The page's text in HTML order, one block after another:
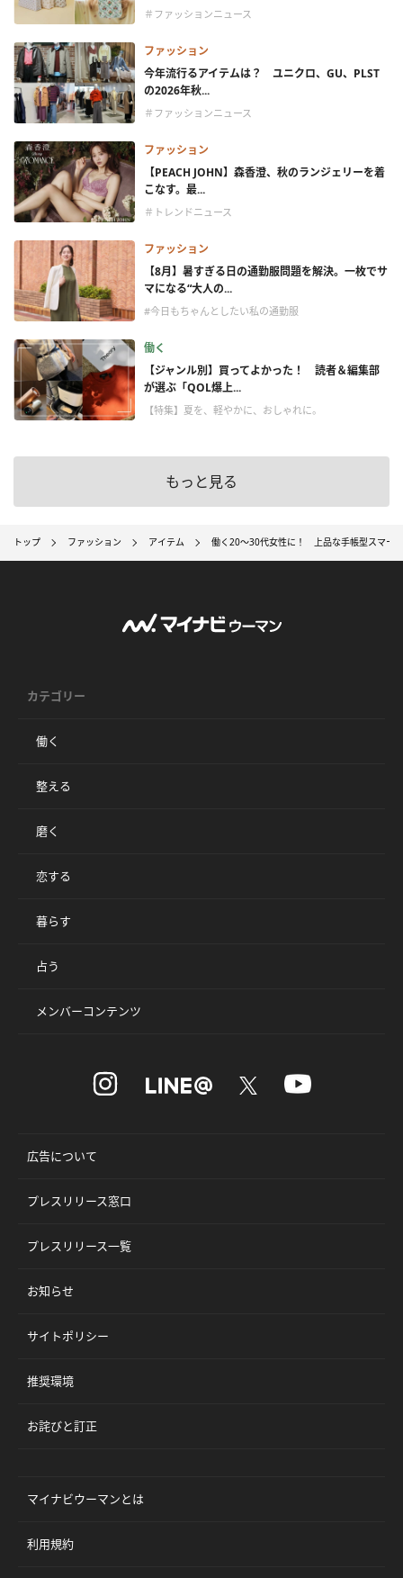
＃ファッションニュース
ファッション
今年流行るアイテムは？ ユニクロ、GU、PLST
の2026年秋...
＃ファッションニュース
ファッション
【PEACH JOHN】森香澄、秋のランジェリーを着
こなす。最...
＃トレンドニュース
ファッション
【8月】暑すぎる日の通勤服問題を解決。一枚でサ
マになる“大人の...
#今日もちゃんとしたい私の通勤服
働く
【ジャンル別】買ってよかった！ 読者＆編集部
が選ぶ「QOL爆上...
【特集】夏を、軽やかに、おしゃれに。
もっと見る
トップ ファッション アイテム 働く20～30代女性に！ 上品な手帳型スマー
カテゴリー
働く
整える
磨く
恋する
暮らす
占う
メンバーコンテンツ
広告について
プレスリリース窓口
プレスリリース一覧
お知らせ
サイトポリシー
推奨環境
お詫びと訂正
マイナビウーマンとは
利用規約